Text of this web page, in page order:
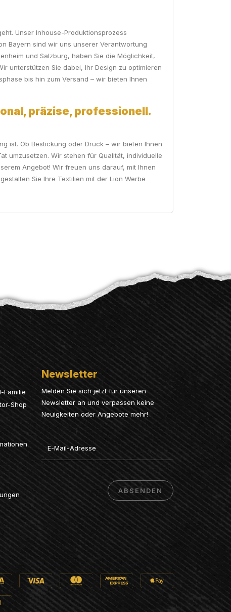
Unser Inhouse-Produktionsprozess
Bayern sind wir uns unserer Verantwortung
und Salzburg, haben Sie die Möglichkeit,
unterstützen Sie dabei, Ihr Design zu optimieren
bis hin zum Versand – wir bieten Ihnen
präzise, professionell.
ist. Ob Bestickung oder Druck – wir bieten Ihnen
umzusetzen. Wir stehen für Qualität, individuelle
Angebot! Wir freuen uns darauf, mit Ihnen
Sie Ihre Textilien mit der Lion Werbe
Familie
Shop
Newsletter
Melden Sie sich jetzt für unseren
Newsletter an und verpassen keine
Neuigkeiten oder Angebote mehr!
Email
ABSENDEN